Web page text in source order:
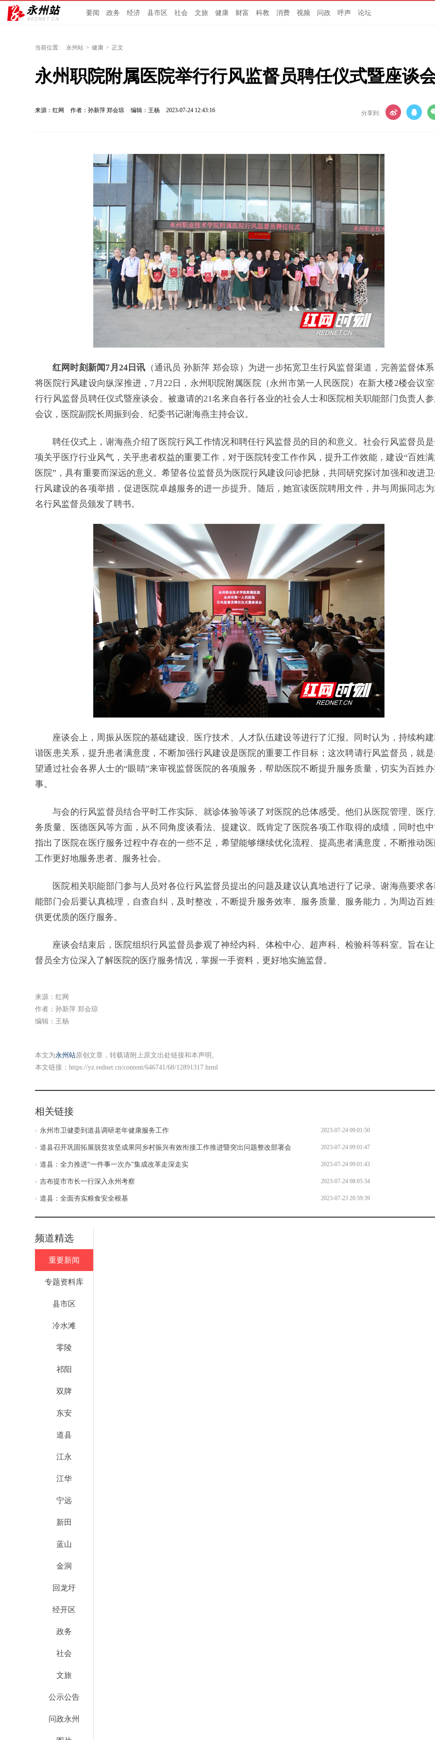
要闻 政务 经济 县市区 社会 文旅 健康 财富 科教 消费 视频 问政 呼声 论坛
当前位置: 永州站 > 健康 > 正文
永州职院附属医院举行行风监督员聘任仪式暨座谈
来源：红网 作者：孙新萍 郑会琼 编辑：王杨 2023-07-24 12:43:16 分享到:
红网时刻新闻7月24日讯 （通讯员 孙新萍 郑会琼）为进一步拓宽卫生行风监督渠道，完善监督体系
将医院行风建设向纵深推进，7月22日，永州职院附属医院（永州市第一人民医院）在新大楼2楼会议
行行风监督员聘任仪式暨座谈会。被邀请的21名来自各行各业的社会人士和医院相关职能部门负责人参
会议，医院副院长周振到会、纪委书记谢海燕主持会议。
聘任仪式上，谢海燕介绍了医院行风工作情况和聘任行风监督员的目的和意义。社会行风监督员
项关乎医疗行业风气，关乎患者权益的重要工作，对于医院转变工作作风，提升工作效能，建设“百姓
医院”，具有重要而深远的意义。希望各位监督员为医院行风建设问诊把脉，共同研究探讨加强和改进卫
行风建设的各项举措，促进医院卓越服务的进一步提升。随后，她宣读医院聘用文件，并与周振同志为
名行风监督员颁发了聘书。
座谈会上，周振从医院的基础建设、医疗技术、人才队伍建设等进行了汇报。同时认为，持续构建
谐医患关系，提升患者满意度，不断加强行风建设是医院的重要工作目标；这次聘请行风监督员，就
望通过社会各界人士的“眼睛”来审视监督医院的各项服务，帮助医院不断提升服务质量，切实为百姓
事。
与会的行风监督员结合平时工作实际、就诊体验等谈了对医院的总体感受。他们从医院管理、医疗
务质量、医德医风等方面，从不同角度谈看法、提建议。既肯定了医院各项工作取得的成绩，同时也
指出了医院在医疗服务过程中存在的一些不足，希望能够继续优化流程、提高患者满意度，不断推动
工作更好地服务患者、服务社会。
医院相关职能部门参与人员对各位行风监督员提出的问题及建议认真地进行了记录。谢海燕要求
能部门会后要认真梳理，自查自纠，及时整改，不断提升服务效率、服务质量、服务能力，为周边百
供更优质的医疗服务。
座谈会结束后，医院组织行风监督员参观了神经内科、体检中心、超声科、检验科等科室。旨在
督员全方位深入了解医院的医疗服务情况，掌握一手资料，更好地实施监督。
来源：红网
作者：孙新萍 郑会琼
编辑：王杨
本文为永州站原创文章，转载请附上原文出处链接和本声明。
本文链接： https://yz.rednet.cn/content/646741/68/12891317.html
相关链接
永州市卫健委到道县调研老年健康服务工作 2023-07-24 09:01:50
道县召开巩固拓展脱贫攻坚成果同乡村振兴有效衔接工作推进暨突出问题整改部署会 2023-07-24 09:01:47
道县：全力推进“一件事一次办”集成改革走深走实 2023-07-24 09:01:43
吉布提市市长一行深入永州考察 2023-07-24 08:05:34
道县：全面夯实粮食安全根基 2023-07-23 20:59:39
频道精选
重要新闻
专题资料库
县市区
冷水滩
零陵
祁阳
双牌
东安
道县
江永
江华
宁远
新田
蓝山
金洞
回龙圩
经开区
政务
社会
文旅
公示公告
问政永州